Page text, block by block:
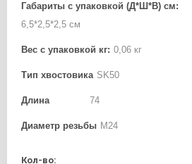
Габариты с упаковкой (Д*Ш*В) см:
6,5*2,5*2,5 см
Вес с упаковкой кг: 0,06 кг
Тип хвостовика SK50
Длина 74
Диаметр резьбы М24
Кол-во: